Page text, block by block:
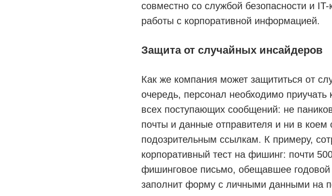
совместно со службой безопасности и
работы с корпоративной информацией.
Защита от случайных инсайдеров
Как же компания может защититься от
очередь, персонал необходимо приучать
всех поступающих сообщений: не
почты и данные отправителя и ни в коем
подозрительным ссылкам. К примеру,
корпоративный тест на фишинг: почти
фишинговое письмо, обещавшее годовой
заполнит форму с личными данными на